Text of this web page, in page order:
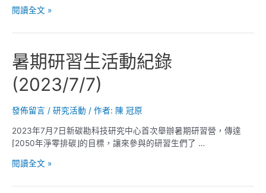
備
錄
封
場
域？
參
SCCS
習
經
驗
交
閱讀全文 »
暑期研習生活動紀錄
(2023/7/7)
發佈留言 / 研究活動 / 作者: 陳 冠原
2023年7月7日新碳勘科技研究中心首次舉辦暑期研習營，傳達
⌈2050年淨零排碳⌋的目標，讓來參與的研習生們了 …
暑
研
閱讀全文 »